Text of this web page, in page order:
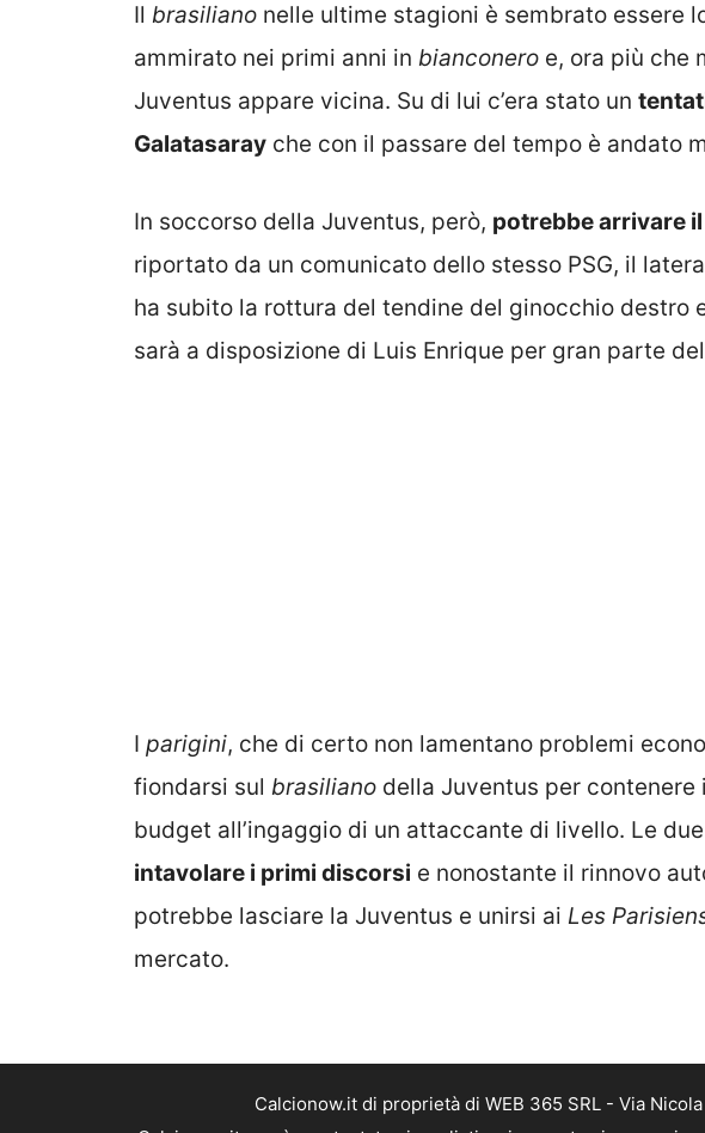
Il brasiliano nelle ultime stagioni è sembrato essere
ammirato nei primi anni in bianconero e, ora più che
Juventus appare vicina. Su di lui c’era stato un
Galatasaray che con il passare del tempo è andato
In soccorso della Juventus, però, potrebbe arrivare
riportato da un comunicato dello stesso PSG, il
ha subito la rottura del tendine del ginocchio destro
sarà a disposizione di Luis Enrique per gran parte
I parigini, che di certo non lamentano problemi
fiondarsi sul brasiliano della Juventus per
budget all’ingaggio di un attaccante di livello. Le
intavolare i primi discorsi e nonostante il rinnovo
potrebbe lasciare la Juventus e unirsi ai Les
mercato.
Calcionow.it di proprietà di WEB 365 SRL - Via